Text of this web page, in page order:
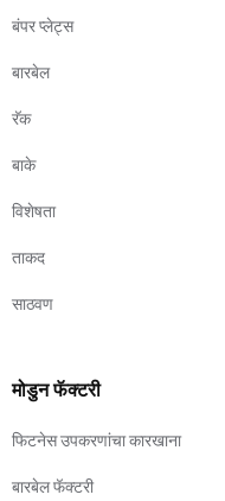
बंपर प्लेट्स
बारबेल
रॅक
बाके
विशेषता
ताकद
साठवण
मोडुन फॅक्टरी
फिटनेस उपकरणांचा कारखाना
बारबेल फॅक्टरी